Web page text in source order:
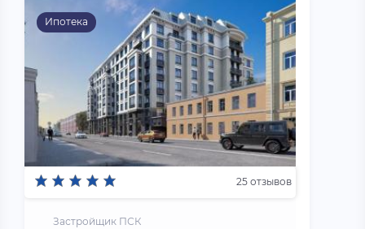
Ипотека
25 отзывов
Застройщик ПСК